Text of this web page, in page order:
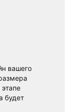
вашего
будет